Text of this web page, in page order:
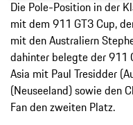
Die Pole-Position in der
mit dem 911 GT3 Cup,
mit den Australiern
dahinter belegte der 911
Asia mit Paul Tresidder
(Neuseeland) sowie den
Fan den zweiten Platz.